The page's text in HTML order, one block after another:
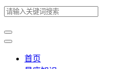
首页